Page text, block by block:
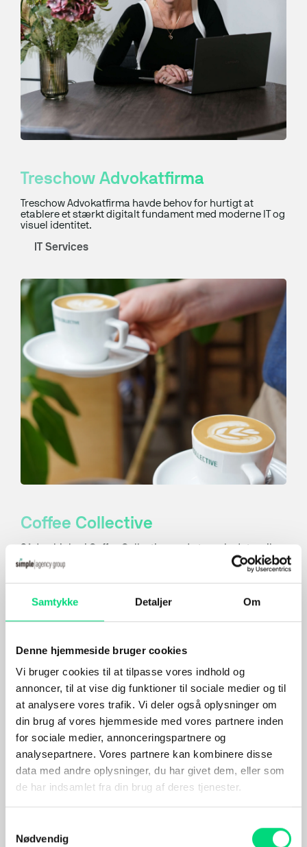
Samtykke Detaljer Om
Denne hjemmeside bruger cookies
Vi bruger cookies til at tilpasse vores indhold og
annoncer, til at vise dig funktioner til sociale medier og til
at analysere vores trafik. Vi deler også oplysninger om
din brug af vores hjemmeside med vores partnere inden
for sociale medier, annonceringspartnere og
analysepartnere. Vores partnere kan kombinere disse
data med andre oplysninger, du har givet dem, eller som
de har indsamlet fra din brug af deres tjenester.
Nødvendig
Treschow Advokatfirma
Treschow Advokatfirma havde behov for hurtigt at
etablere et stærkt digitalt fundament med moderne IT og
visuel identitet.
IT Services
Coffee Collective
enheder og få en skalerbar IT-løsning.
IT Services